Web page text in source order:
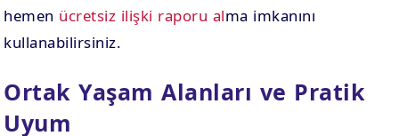
hemen ücretsiz ilişki raporu alma imkanını
kullanabilirsiniz.
Ortak Yaşam Alanları ve Pratik
Uyum